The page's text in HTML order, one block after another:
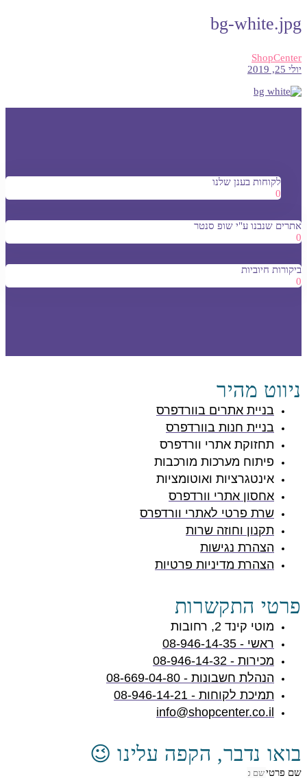
bg-white.jpg
ShopCenter
יולי 25, 2019
לקוחות בענן שלנו
0
אתרים שנבנו ע"י שופ סנטר
0
ביקורות חיוביות
0
ניווט מהיר
בניית אתרים בוורדפרס
בניית חנות בוורדפרס
תחזוקת אתרי וורדפרס
פיתוח מערכות מורכבות
אינטגרציות ואוטומציות
אחסון אתרי וורדפרס
שרת פרטי לאתרי וורדפרס
תקנון וחוזה שרות
הצהרת נגישות
הצהרת מדיניות פרטיות
פרטי התקשרות
מוטי קינד 2, רחובות
ראשי - 08-946-14-35
מכירות - 08-946-14-32
הנהלת חשבונות - 08-669-04-80
תמיכת לקוחות - 08-946-14-21
info@shopcenter.co.il
בואו נדבר, הקפה עלינו 😉
שם פרטי